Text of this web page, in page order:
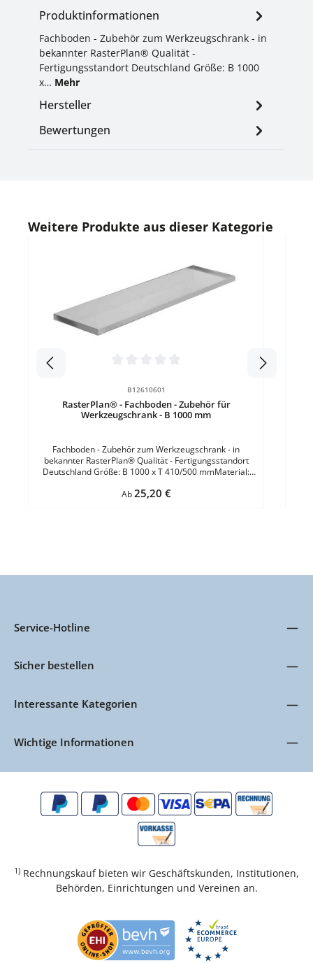
Produktinformationen
Fachboden - Zubehör zum Werkzeugschrank - in
bekannter RasterPlan® Qualität -
Fertigungsstandort Deutschland Größe: B 1000
x… Mehr
Hersteller
Bewertungen
Produktgalerie überspringen
Weitere Produkte aus dieser Kategorie
B12610601
RasterPlan® - Fachboden - Zubehör für
Werkzeugschrank - B 1000 mm
Fachboden - Zubehör zum Werkzeugschrank - in
bekannter RasterPlan® Qualität - Fertigungsstandort
Deutschland Größe: B 1000 x T 410/500 mmMaterial:
Regulärer Preis:
Ab25,20 €
Service-Hotline
Sicher bestellen
Interessante Kategorien
Wichtige Informationen
1) Rechnungskauf bieten wir Geschäftskunden, Institutionen,
Behörden, Einrichtungen und Vereinen an.